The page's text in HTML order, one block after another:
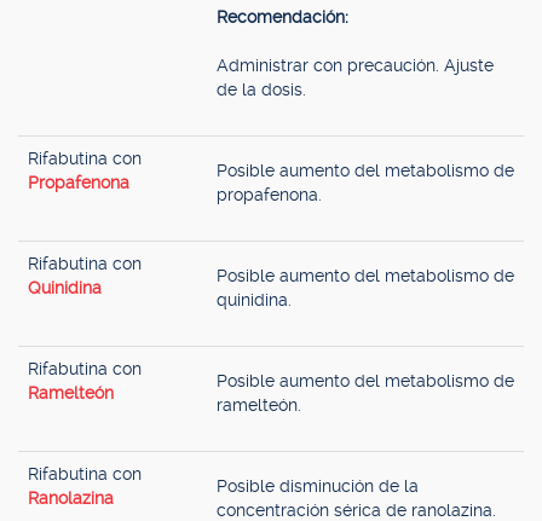
Recomendación:
Administrar con precaución. Ajuste
de la dosis.
Rifabutina con
Propafenona
Posible aumento del metabolismo de
propafenona.
Rifabutina con
Quinidina
Posible aumento del metabolismo de
quinidina.
Rifabutina con
Ramelteón
Posible aumento del metabolismo de
ramelteón.
Rifabutina con
Ranolazina
Posible disminución de la
concentración sérica de ranolazina.